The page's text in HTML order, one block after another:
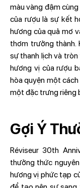
màu vàng đậm
của rượu là sự kết
hương của quả mơ
thơm trưởng thành.
sự thanh lịch và
hương vị của rượu
hòa quyện một cách
một đặc trưng riêng
Gợi Ý
Réviseur 30th
thưởng thức
hương vị phức tạp